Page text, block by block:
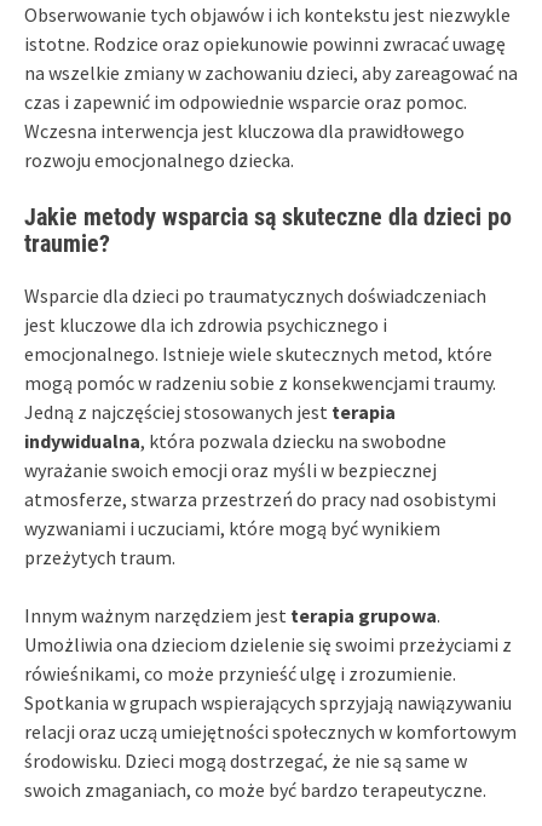
Obserwowanie tych objawów i ich kontekstu jest niezwykle
istotne. Rodzice oraz opiekunowie powinni zwracać uwagę
na wszelkie zmiany w zachowaniu dzieci, aby zareagować na
czas i zapewnić im odpowiednie wsparcie oraz pomoc.
Wczesna interwencja jest kluczowa dla prawidłowego
rozwoju emocjonalnego dziecka.
Jakie metody wsparcia są skuteczne dla dzieci po
traumie?
Wsparcie dla dzieci po traumatycznych doświadczeniach
jest kluczowe dla ich zdrowia psychicznego i
emocjonalnego. Istnieje wiele skutecznych metod, które
mogą pomóc w radzeniu sobie z konsekwencjami traumy.
Jedną z najczęściej stosowanych jest terapia
indywidualna, która pozwala dziecku na swobodne
wyrażanie swoich emocji oraz myśli w bezpiecznej
atmosferze, stwarza przestrzeń do pracy nad osobistymi
wyzwaniami i uczuciami, które mogą być wynikiem
przeżytych traum.
Innym ważnym narzędziem jest terapia grupowa.
Umożliwia ona dzieciom dzielenie się swoimi przeżyciami z
rówieśnikami, co może przynieść ulgę i zrozumienie.
Spotkania w grupach wspierających sprzyjają nawiązywaniu
relacji oraz uczą umiejętności społecznych w komfortowym
środowisku. Dzieci mogą dostrzegać, że nie są same w
swoich zmaganiach, co może być bardzo terapeutyczne.